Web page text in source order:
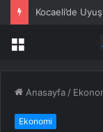
Menü
Anasayfa /
Ekonomi